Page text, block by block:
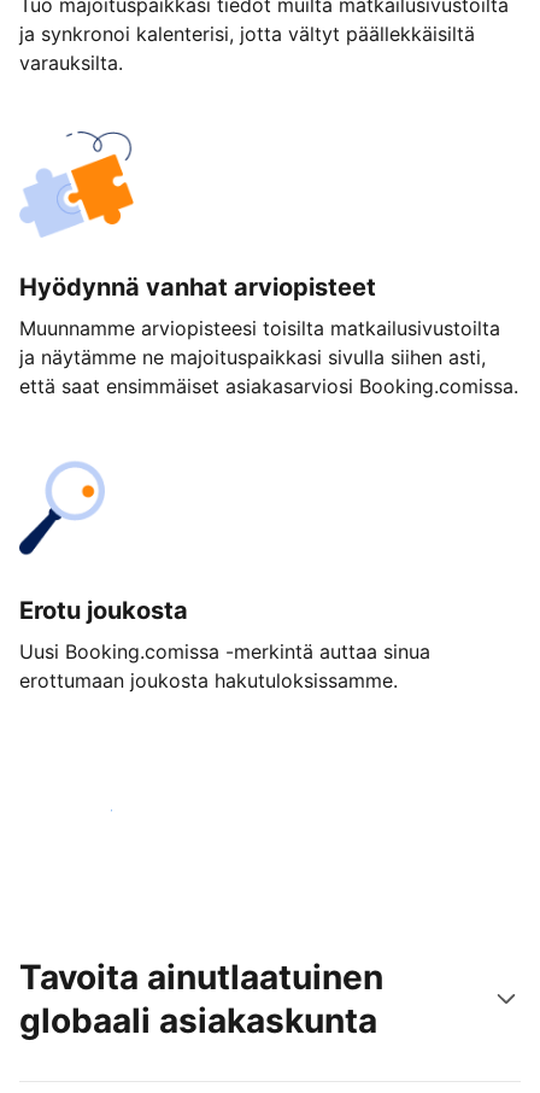
Tuo majoituspaikkasi tiedot muilta matkailusivustoilta
ja synkronoi kalenterisi, jotta vältyt päällekkäisiltä
varauksilta.
Hyödynnä vanhat arviopisteet
Muunnamme arviopisteesi toisilta matkailusivustoilta
ja näytämme ne majoituspaikkasi sivulla siihen asti,
että saat ensimmäiset asiakasarviosi Booking.comissa.
Erotu joukosta
Uusi Booking.comissa -merkintä auttaa sinua
erottumaan joukosta hakutuloksissamme.
Aloita jo tänään
Tavoita ainutlaatuinen
globaali asiakaskunta